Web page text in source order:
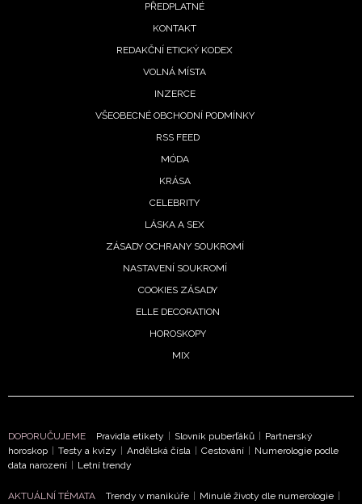
PŘEDPLATNÉ
KONTAKT
REDAKČNÍ ETICKÝ KODEX
VOLNÁ MÍSTA
INZERCE
VŠEOBECNÉ OBCHODNÍ PODMÍNKY
RSS FEED
MÓDA
KRÁSA
CELEBRITY
LÁSKA A SEX
ZÁSADY OCHRANY SOUKROMÍ
NASTAVENÍ SOUKROMÍ
COOKIES ZÁSADY
ELLE DECORATION
HOROSKOPY
MIX
DOPORUČUJEME Pravidla etikety Slovník puberťáků
Partnerský
horoskop
Testy a kvízy Andělská čísla Cestování
Numerologie podle
data narození
Letní trendy
AKTUÁLNÍ TÉMATA Trendy v manikúře Minulé životy dle numerologie